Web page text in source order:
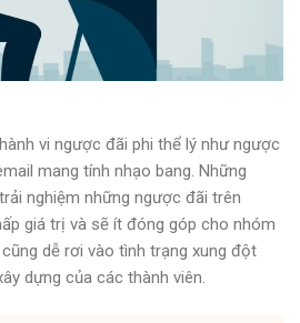
vi ngược đãi phi thể lý như ngược
mang tính nhạo bang. Những
nghiệm những ngược đãi trên
giá trị và sẽ ít đóng góp cho nhóm
dễ rơi vào tình trạng xung đột
dựng của các thành viên.